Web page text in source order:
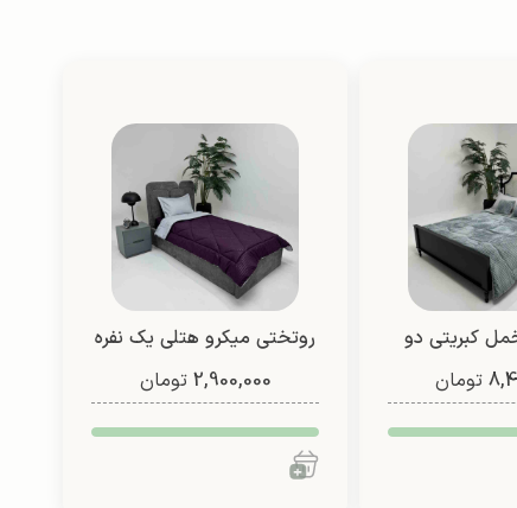
کبریتی دو
2)
تومان
روتختی میکرو هتلی یک نفره
دو رو (طرح 2)
2,900,000 تومان